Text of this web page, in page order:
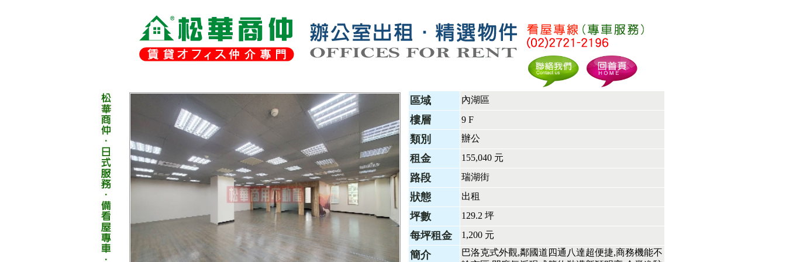
區域 內湖區
樓層 9 F
類別 辦公
租金 155,040 元
路段 瑞湖街
狀態 出租
坪數 129.2 坪
每坪租金 1,200 元
簡介
巴洛克式外觀,鄰國道四通八達超便捷,商務機能不